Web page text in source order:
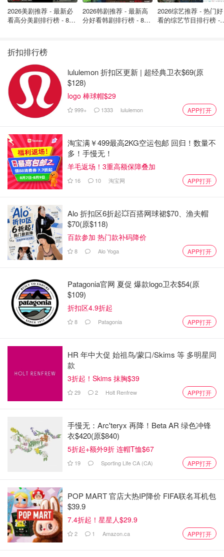
报。
AdvTax
的人使用
* 有3种语言版本
算器
* 集成的税务检
查表
* 缺少定制
点击
StudioTax
给住在加拿
大
territories的
人
* 支持自营职业
和租金收入
* 快速NOA
* 在线或离线提
* 不能导入
他税务程
更多详
情请
官网
1. Wealthsimple Tax
首先，Wealthsimple Tax是一个完全免费的税务软件产品。
他们不要求付款，有捐款选择，所以你支付多少完全取决于
密货币税收！），在整个过程中逐步指导你，你可能只是想
给他们送几元以示感谢。
现在，客户支持是这个财务软件可以使用一些改进的地方。
用户可以使用Wealthsimple的聊天机器人助手，而且你可以
在寻找具体的税务帮助，通过电子邮件联系他们。
Wealthsimple Tax的优缺点：
虽然Wealthsimple Tax有很多值得喜欢的地方，但没有什么
方，以及我们认为可以改进的地方。
优点：
完全免费，但如果你愿意，可以捐款
报，并得到更好的退税，Wealthsimple Tax将把你支付
的申报费用返还给你，最高可达50元
适用于各种税务情况/复杂程度
对新手来说容易使用，对有经验的用户来说很舒服
2026美剧推荐 - 最新必
看高分美剧排行榜 - 8月
2026韩剧推荐 - 最新高
分好看韩剧排行榜 - 8月
2026综艺推荐 - 热门好
看的综艺节目排行榜 -
折扣排行榜
lululemon 折扣区更新 | 超经典卫衣$69(原
$128)
logo 棒球帽$29
999+ 1333 lululemon APP打开
淘宝满￥499最高2KG空运包邮 回归！数量不
多！手慢无！
羊毛返场！3重高额保障叠加
16 10 淘宝网 APP打开
Alo 折扣区6折起💥百搭网球裙$70、渔夫帽
$70(原$118)
百款参加 热门款补码降价
8 Alo Yoga APP打开
Patagonia官网 夏促 爆款logo卫衣$54(原
$109)
折扣区4.9折起
8 Patagonia APP打开
HR 年中大促 始祖鸟/蒙口/Skims 等 多明星同
款
3折起！Skims 抹胸$39
29 2 Holt Renfrew APP打开
手慢无：Arc'teryx 再降！Beta AR 绿色冲锋
衣$420(原$840)
5折起+额外9折 连帽T恤$67
19 Sporting Life CA (CA) APP打开
POP MART 官店大热IP降价 FIFA联名耳机包
$39.9
7.4折起！星星人$29.9
2 1 Amazon.ca APP打开